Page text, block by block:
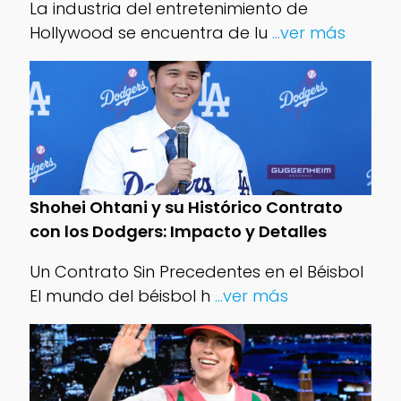
La industria del entretenimiento de
Hollywood se encuentra de lu ...ver más
Shohei Ohtani y su Histórico Contrato
con los Dodgers: Impacto y Detalles
Un Contrato Sin Precedentes en el Béisbol
El mundo del béisbol h ...ver más